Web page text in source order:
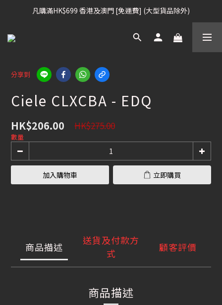
凡購滿HK$699 香港及澳門 [免運費] (大型貨品除外)
凡購滿HK$699 香港及澳門 [免運費] (大型貨品除外)
滑雪板, 固定器, 滑雪靴, 護目鏡 頭盔 , 85折 / 其他滑雪用品 75折
凡購滿HK$699 香港及澳門 [免運費] (大型貨品除外)
分享到
Ciele CLXCBA - EDQ
HK$206.00 HK$275.00
數量
加入購物車 立即購買
商品描述
送貨及付款方
式
顧客評價
商品描述